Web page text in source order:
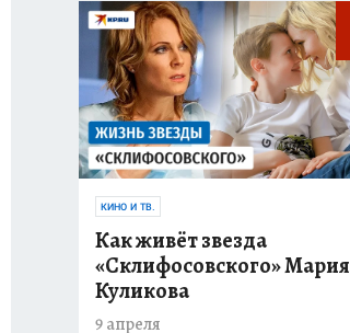
КИНО И ТВ.
Как живёт звезда
«Склифосовского» Мария
Куликова
9 апреля